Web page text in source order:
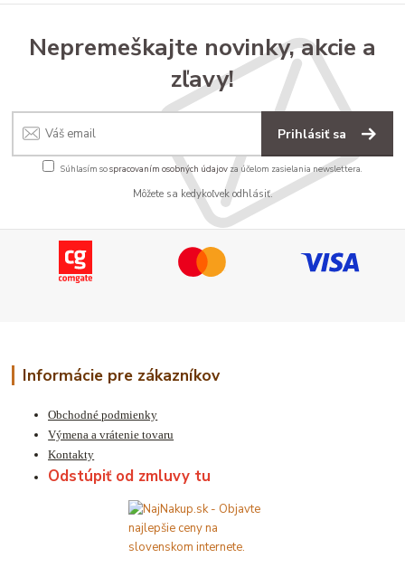
Nepremeškajte novinky, akcie a
zľavy!
Prihlásiť sa
Súhlasím sospracovaním osobných údajov za účelom zasielania newslettera.
Môžete sa kedykoľvek odhlásiť.
Informácie pre zákazníkov
Obchodné podmienky
Výmena a vrátenie tovaru
Kontakty
Odstúpiť od zmluvy tu